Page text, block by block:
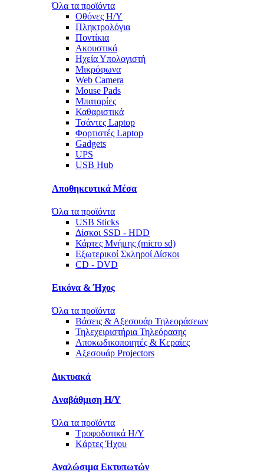
Όλα τα προϊόντα
Οθόνες Η/Υ
Πληκτρολόγια
Ποντίκια
Ακουστικά
Ηχεία Υπολογιστή
Μικρόφωνα
Web Camera
Mouse Pads
Μπαταρίες
Καθαριστικά
Τσάντες Laptop
Φορτιστές Laptop
Gadgets
UPS
USB Hub
Αποθηκευτικά Μέσα
Όλα τα προϊόντα
USB Sticks
Δίσκοι SSD - HDD
Κάρτες Μνήμης (micro sd)
Εξωτερικοί Σκληροί Δίσκοι
CD - DVD
Εικόνα & Ήχος
Όλα τα προϊόντα
Βάσεις & Αξεσουάρ Τηλεοράσεων
Τηλεχειριστήρια Τηλεόρασης
Αποκωδικοποιητές & Κεραίες
Αξεσουάρ Projectors
Δικτυακά
Aναβάθμιση Η/Υ
Όλα τα προϊόντα
Τροφοδοτικά Η/Υ
Kάρτες Ήχου
Αναλώσιμα Εκτυπωτών